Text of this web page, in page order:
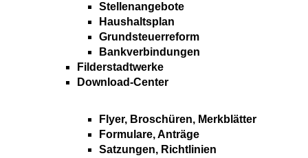
Stellenangebote
Haushaltsplan
Grundsteuerreform
Bankverbindungen
Filderstadtwerke
Download-Center
Flyer, Broschüren, Merkblätter
Formulare, Anträge
Satzungen, Richtlinien